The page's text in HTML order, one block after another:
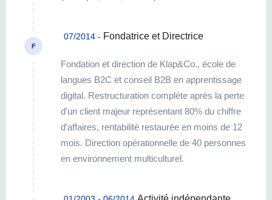
F
07/2014 - Fondatrice et Directrice
Fondation et direction de Klap&Co., école de
langues B2C et conseil B2B en apprentissage
digital. Restructuration complète après la perte
d'un client majeur représentant 80% du chiffre
d'affaires, rentabilité restaurée en moins de 12
mois. Direction opérationnelle de 40 personnes
en environnement multiculturel.